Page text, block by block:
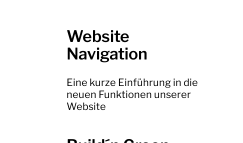
Website
Navigation
Eine kurze Einführung in die
neuen Funktionen unserer
Website